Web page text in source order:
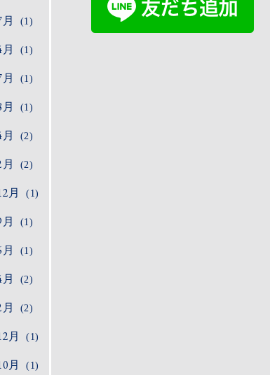
(1)
(1)
(1)
(1)
(2)
(2)
月 (1)
(1)
(1)
(2)
(2)
月 (1)
月 (1)